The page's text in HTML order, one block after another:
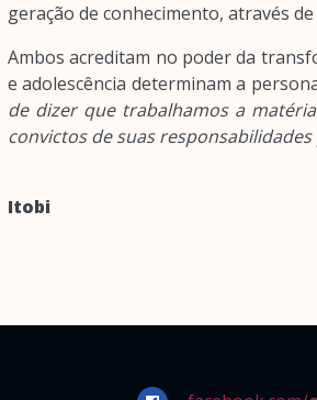
geração de conhecimento, através de
Ambos acreditam no poder da
e adolescência determinam a
de dizer que trabalhamos a
convictos de suas
Itobi